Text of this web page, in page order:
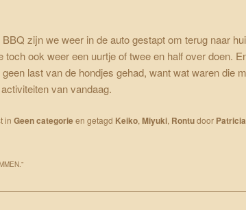
zijn we weer in de auto gestapt om terug naar
toch ook weer een uurtje of twee en half over doen.
last van de hondjes gehad, want wat waren die
van vandaag.
in Geen categorieen getagd Keiko, Miyuki, Rontudoor Patricia
”